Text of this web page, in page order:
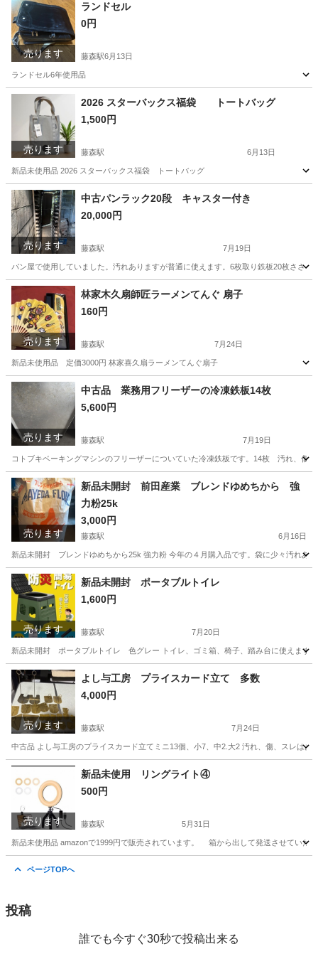
売ります
ランドセル
0円
藤森駅6月13日
ランドセル6年使用品
京都 京都市 キッズ用品
売ります
2026 スターバックス福袋 トートバッグ
1,500円
藤森駅 6月13日
新品未使用品 2026 スターバックス福袋 トートバッグ
京都 京都市 藤森駅 バッグ スターバックス
売ります
中古パンラック20段 キャスター付き
20,000円
藤森駅 7月19日
パン屋で使用していました。汚れありますが普通に使えます。6枚取り鉄板20枚ささ
京都 京都市 藤森駅 その他 キャスター
売ります
林家木久扇師匠ラーメンてんぐ 扇子
160円
藤森駅 7月24日
新品未使用品 定価3000円 林家喜久扇ラーメンてんぐ扇子
京都 京都市 藤森駅 その他 扇子
売ります
中古品 業務用フリーザーの冷凍鉄板14枚
5,600円
藤森駅 7月19日
コトブキベーキングマシンのフリーザーについていた冷凍鉄板です。14枚 汚れ、傷
京都 京都市 藤森駅 その他
売ります
新品未開封 前田産業 ブレンドゆめちから 強
力粉25k
3,000円
藤森駅 6月16日
新品未開封 ブレンドゆめちから25k 強力粉 今年の４月購入品です。袋に少々汚れあ
京都 京都市 藤森駅 食品
売ります
新品未開封 ポータブルトイレ
1,600円
藤森駅 7月20日
新品未開封 ポータブルトイレ 色グレー トイレ、ゴミ箱、椅子、踏み台に使えます
京都 京都市 藤森駅 防災、セキュリティ
売ります
よし与工房 プライスカード立て 多数
4,000円
藤森駅 7月24日
中古品 よし与工房のプライスカード立てミニ13個、小7、中2.大2 汚れ、傷、スレは
京都 京都市 藤森駅 その他
売ります
新品未使用 リングライト④
500円
藤森駅 5月31日
新品未使用品 amazonで1999円で販売されています。 箱から出して発送させていた
ページTOPへ
投稿
誰でも今すぐ30秒で投稿出来る